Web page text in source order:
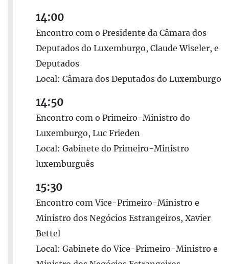
14:00
Encontro com o Presidente da Câmara dos
Deputados do Luxemburgo, Claude Wiseler, e
Deputados
Local: Câmara dos Deputados do Luxemburgo
14:50
Encontro com o Primeiro-Ministro do
Luxemburgo, Luc Frieden
Local: Gabinete do Primeiro-Ministro
luxemburguês
15:30
Encontro com Vice-Primeiro-Ministro e
Ministro dos Negócios Estrangeiros, Xavier
Bettel
Local: Gabinete do Vice-Primeiro-Ministro e